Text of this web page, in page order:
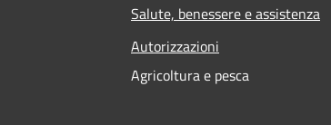
Salute, benessere e assistenza
Autorizzazioni
Agricoltura e pesca